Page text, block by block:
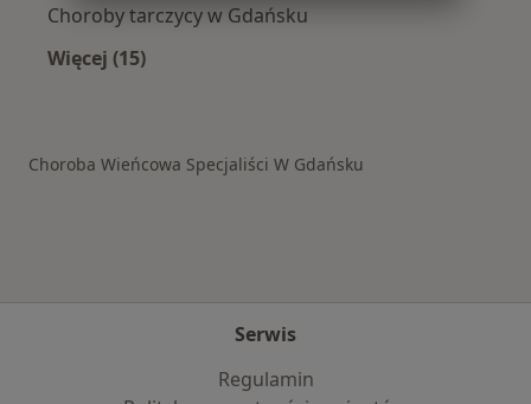
Choroby tarczycy w Gdańsku
Więcej (15)
Choroba Wieńcowa Specjaliści W Gdańsku
Serwis
Regulamin